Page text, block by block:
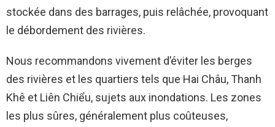
stockée dans des barrages, puis relâchée, provoquant
le débordement des rivières.
Nous recommandons vivement d’éviter les berges
des rivières et les quartiers tels que Hai Châu, Thanh
Khê et Liên Chiểu, sujets aux inondations. Les zones
les plus sûres, généralement plus coûteuses,